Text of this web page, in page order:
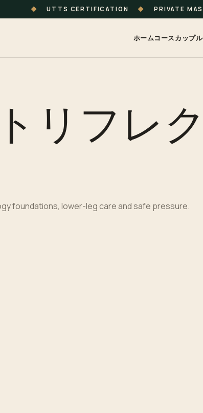
◆ UTTS CERTIFICATION ◆ PRIVATE
ホームコースカップル
リフレ
foundations, lower-leg care and safe pressure.